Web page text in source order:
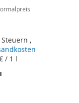
,
/ 1 l